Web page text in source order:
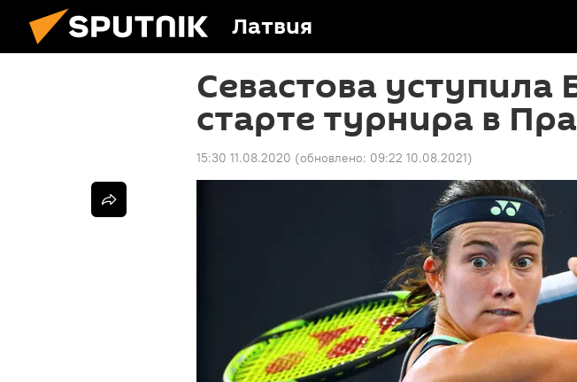
Латвия
Севастова уступила
старте турнира в
15:30 11.08.2020 (обновлено: 09:22 10.08.2021)